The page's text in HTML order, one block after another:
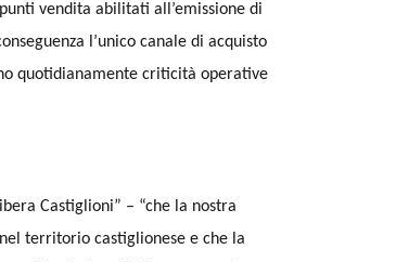
vendita abilitati all’emissione di
l’unico canale di acquisto
quotidianamente criticità operative
Castiglioni” – “che la nostra
territorio castiglionese e che la